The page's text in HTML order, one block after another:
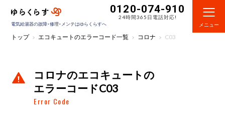
電気給湯器の故障・修理・メンテはゆらくらすへ
0120-074-910
24時間365日電話対応!
メニュー
トップ エコキュートのエラーコード一覧 コロナ C03
コロナのエコキュートの
エラーコードC03
Error Code